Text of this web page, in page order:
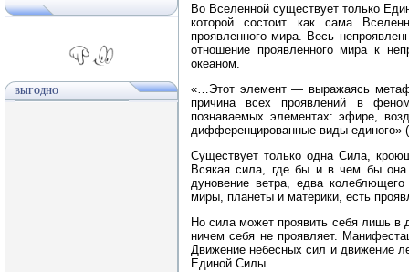
ВЫГОДНО
Во Вселенной существует только
которой состоит как сама
проявленного мира. Весь
отношение проявленного мира к
океаном.
«…Этот элемент — выражаясь
причина всех проявлений в
познаваемых элементах: эфире,
дифференцированные виды единого»
Существует только одна Сила,
Всякая сила, где бы и в чем бы
дуновение ветра, едва
миры, планеты и материки, есть
Но сила может проявить себя лишь в
ничем себя не проявляет.
Движение небесных сил и движение
Единой Силы.